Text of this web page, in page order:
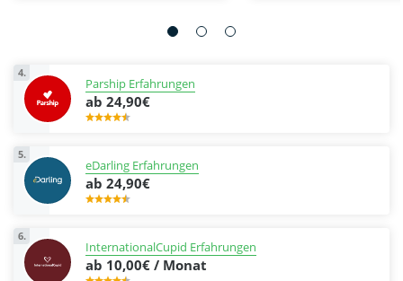
4.
Parship Erfahrungen
ab 24,90€
5.
eDarling Erfahrungen
ab 24,90€
6.
InternationalCupid Erfahrungen
ab 10,00€ / Monat